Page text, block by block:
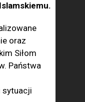
oraz
Siłom
Państwa
sytuacji